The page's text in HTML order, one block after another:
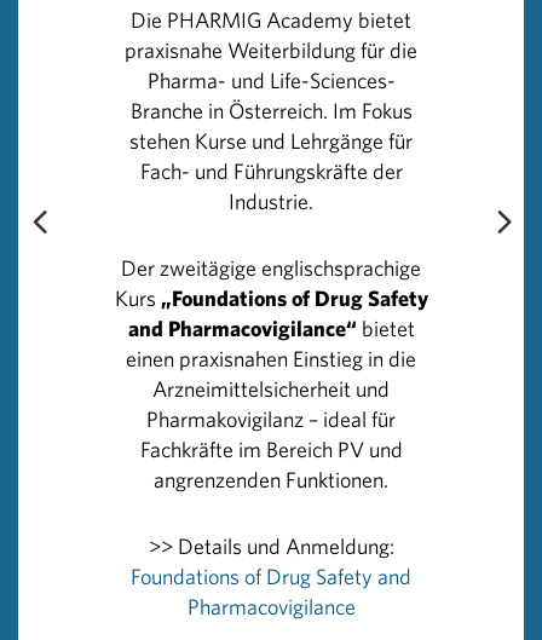
jetzt bieten pharmazeutische Unternehmen sowohl eine
Wachstumschance für den Standort als auch Lösungen
für die Gesundheitsversorgung“, so der neue PHARMIG-
Dies unterstreicht auch PHARMIG-Generalsekretär
Mag. Alexander Herzog: „Es ist erfreulich, dass es seit
einigen Wochen Signale auf vielen Ebenen der Politik in
Richtung Stärkung der Wirtschaft und der
Wettbewerbsfähigkeit gibt. Doch was zählt, sind
letztlich auch entsprechende Taten und nicht nur
Bekenntnisse. Wir sind daher mit unseren Partnerinnen
und Partnern im Gesundheitswesen und in der Politik
stets im engen Austausch, damit aus der Idee einer Life-
Science-Strategie auch handfeste Maßnahmen werden.“
Herzog freut sich dabei auf die bewährt gute
Zusammenarbeit mit Wittmann und auf dessen
Verbandspräsident.
Die PHARMIG Academy bietet
praxisnahe Weiterbildung für die
Pharma- und Life-Sciences-
Branche in Österreich. Im Fokus
stehen Kurse und Lehrgänge für
Fach- und Führungskräfte der
Industrie.
Der zweitägige englischsprachige
Kurs „Foundations of Drug Safety
and Pharmacovigilance“ bietet
einen praxisnahen Einstieg in die
Arzneimittelsicherheit und
Pharmakovigilanz – ideal für
Fachkräfte im Bereich PV und
angrenzenden Funktionen.
>> Details und Anmeldung:
Foundations of Drug Safety and
Pharmacovigilance